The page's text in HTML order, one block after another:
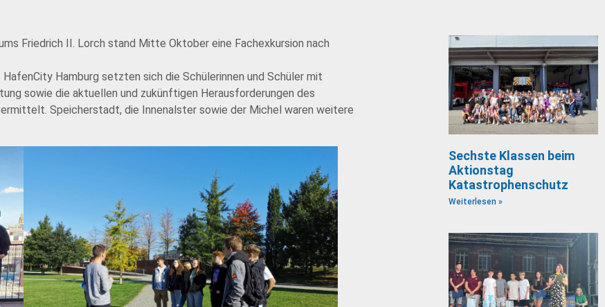
Friedrich II. Lorch stand Mitte Oktober eine Fachexkursion nach
Hamburg setzten sich die Schülerinnen und Schüler mit
sowie die aktuellen und zukünftigen Herausforderungen des
Speicherstadt, die Innenalster sowie der Michel waren weitere
Sechste Klassen beim
Aktionstag
Katastrophenschutz
Weiterlesen »